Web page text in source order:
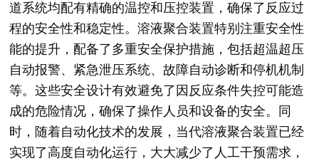
道系统均配有精确的温控和压控装置，确保了反应过
程的安全性和稳定性。溶液聚合装置特别注重安全性
能的提升，配备了多重安全保护措施，包括超温超压
自动报警、紧急泄压系统、故障自动诊断和停机机制
等。这些安全设计有效避免了因反应条件失控可能造
成的危险情况，确保了操作人员和设备的安全。同
时，随着自动化技术的发展，当代溶液聚合装置已经
实现了高度自动化运行，大大减少了人工干预需求，